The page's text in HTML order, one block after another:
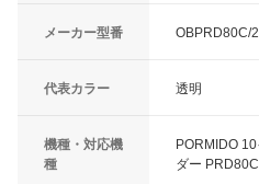
メーカー型番 OBPRD80C/2
代表カラー 透明
機種・対応機
種
PORMIDO
ダー PRD80C